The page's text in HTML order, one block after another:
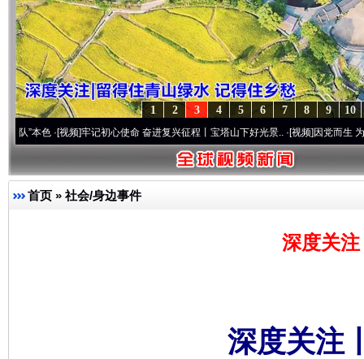
10
9
8
7
6
5
4
3
2
1
·[视频]牢记初心使命 奋进复兴征程丨宝塔山下好光景..·[视频]因党而生 为党而战
首页 » 社会/身边事件
深度关
深度关注